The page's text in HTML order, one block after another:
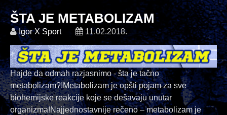
ŠTA JE METABOLIZAM
Igor X Sport 11.02.2018.
Hajde da odmah razjasnimo - šta je tačno
metabolizam?!Metabolizam je opšti pojam za sve
biohemijske reakcije koje se dešavaju unutar
organizma!Najjednostavnije rečeno – metabolizam je